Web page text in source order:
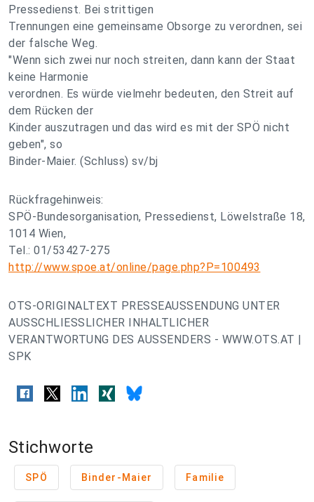
Pressedienst. Bei strittigen
Trennungen eine gemeinsame Obsorge zu verordnen, sei
der falsche Weg.
"Wenn sich zwei nur noch streiten, dann kann der Staat
keine Harmonie
verordnen. Es würde vielmehr bedeuten, den Streit auf
dem Rücken der
Kinder auszutragen und das wird es mit der SPÖ nicht
geben", so
Binder-Maier. (Schluss) sv/bj
Rückfragehinweis:
SPÖ-Bundesorganisation, Pressedienst, Löwelstraße 18,
1014 Wien,
Tel.: 01/53427-275
http://www.spoe.at/online/page.php?P=100493
OTS-ORIGINALTEXT PRESSEAUSSENDUNG UNTER
AUSSCHLIESSLICHER INHALTLICHER
VERANTWORTUNG DES AUSSENDERS - WWW.OTS.AT |
SPK
Stichworte
SPÖ Binder-Maier Familie